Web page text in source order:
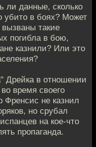
ли данные, сколько
в боях? Может
такие
погибла в бою,
казнили? Или это
Дрейка в отношении
время своего
Френсис не казнил
но срубал
на кое-что
пропаганда.